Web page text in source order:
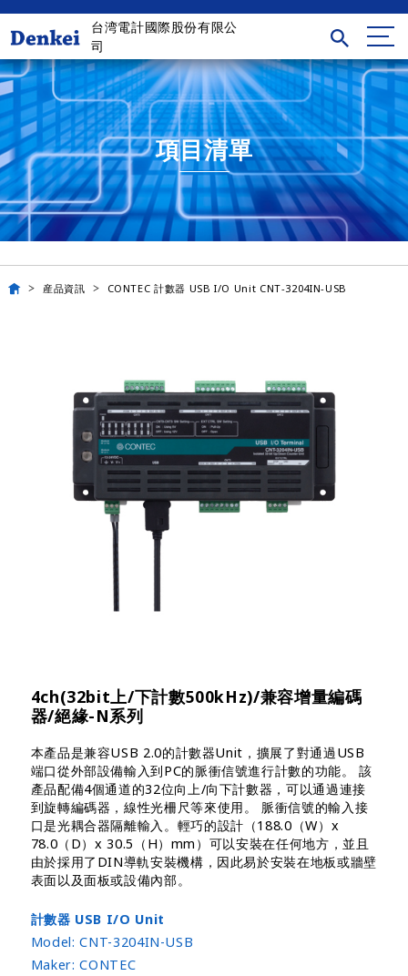
台湾電計國際股份有限公
司
項目清單
産品資訊 CONTEC 計數器 USB I/O Unit CNT-3204IN-USB
4ch(32bit上/下計數500kHz)/兼容增量編碼
器/絕緣-N系列
本產品是兼容USB 2.0的計數器Unit，擴展了對通過USB
端口從外部設備輸入到PC的脈衝信號進行計數的功能。 該
產品配備4個通道的32位向上/向下計數器，可以通過連接
到旋轉編碼器，線性光柵尺等來使用。 脈衝信號的輸入接
口是光耦合器隔離輸入。輕巧的設計（188.0（W）x
78.0（D）x 30.5（H）mm）可以安裝在任何地方，並且
由於採用了DIN導軌安裝機構，因此易於安裝在地板或牆壁
表面以及面板或設備內部。
計數器 USB I/O Unit
Model: CNT-3204IN-USB
Maker: CONTEC